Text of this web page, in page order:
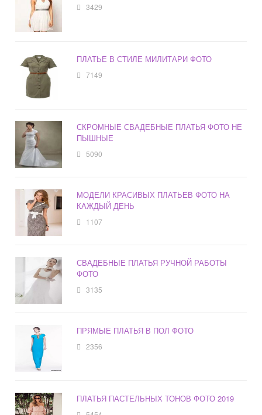
3429
ПЛАТЬЕ В СТИЛЕ МИЛИТАРИ ФОТО
7149
СКРОМНЫЕ СВАДЕБНЫЕ ПЛАТЬЯ ФОТО НЕ
ПЫШНЫЕ
5090
МОДЕЛИ КРАСИВЫХ ПЛАТЬЕВ ФОТО НА
КАЖДЫЙ ДЕНЬ
1107
СВАДЕБНЫЕ ПЛАТЬЯ РУЧНОЙ РАБОТЫ
ФОТО
3135
ПРЯМЫЕ ПЛАТЬЯ В ПОЛ ФОТО
2356
ПЛАТЬЯ ПАСТЕЛЬНЫХ ТОНОВ ФОТО 2019